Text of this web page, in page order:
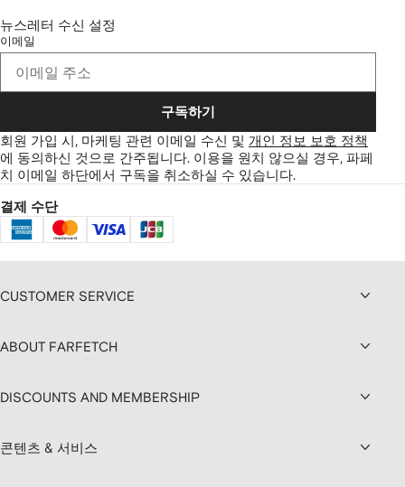
뉴스레터 수신 설정
이메일
구독하기
회원 가입 시, 마케팅 관련 이메일 수신 및 개인 정보 보호 정책
에 동의하신 것으로 간주됩니다. 이용을 원치 않으실 경우, 파페
치 이메일 하단에서 구독을 취소하실 수 있습니다.
결제 수단
CUSTOMER SERVICE
ABOUT FARFETCH
DISCOUNTS AND MEMBERSHIP
콘텐츠 & 서비스